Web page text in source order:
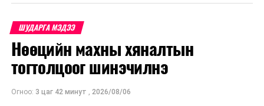
дахин өсөж, ОХУ болон бусад эх үүсвэрээс худалдан
авах шатахууны үнэ 1,200-2,000 ам.долларт хүрчээ.
Иймд дотоодын зах зээл дэх үнийн өсөлтийг
сааруулахын тулд гаалийн болон онцгой албан
татварыг тэглэх шаардлага үүссэнийг салбарын сайд
танилцуулсан байна.
ШУДАРГА МЭДЭЭ
Нөөцийн махны хяналтын
тогтолцоог шинэчилнэ
Огноо: 3 цаг 42 минут , 2026/08/06